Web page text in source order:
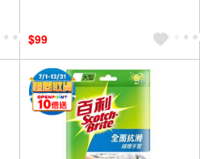
$99